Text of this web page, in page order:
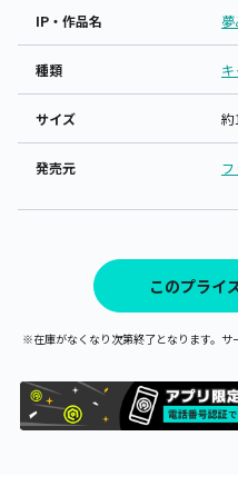
IP・作品名
種類
サイズ 約
発売元
このプライ
※在庫がなくなり次第終了となります。サ